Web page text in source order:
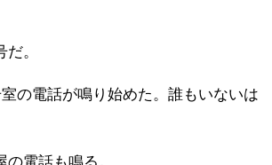
。
の電話が鳴り始めた。誰もいないは